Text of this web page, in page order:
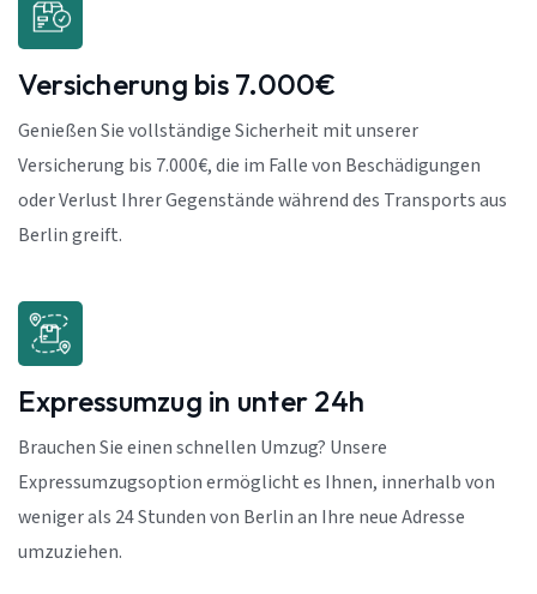
Versicherung bis 7.000€
Genießen Sie vollständige Sicherheit mit unserer
Versicherung bis 7.000€, die im Falle von Beschädigungen
oder Verlust Ihrer Gegenstände während des Transports aus
Berlin greift.
Expressumzug in unter 24h
Brauchen Sie einen schnellen Umzug? Unsere
Expressumzugsoption ermöglicht es Ihnen, innerhalb von
weniger als 24 Stunden von Berlin an Ihre neue Adresse
umzuziehen.